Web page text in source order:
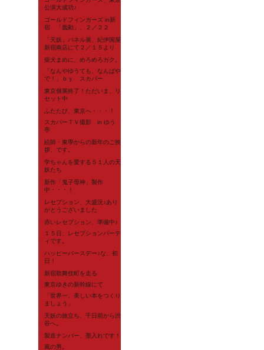
公演大成功♪
ゴールドフィンガーズ in新
宿 「蠢動」、２／２２
「天妖」パネル展、紀伊国屋
新宿南店にて２／１５より
柴犬まめに、めろめろガク。
「なんやゆうても、なんばや
で！」ｂｙ スカパー
東京個展終了！ただいま、リ
セット中
ふたたび、東京へ・・・！
スカパーＴＶ撮影 in ゆう
亭
絵師・東學からの新年のご挨
拶、です。
学ちゃんを愛する５１人の天
妖たち
新作「鬼子母神」製作
中・・・！
レセプション、大盛況♪あり
がとうございました
赤いレセプション、準備中♪
１５日、レセプションパーテ
ィです。
ハッピーバースデー♪な、初
日！
新宿歌舞伎町を走る
東京ゆきの新幹線にて
「世界一、美しい本をつくり
ましょう」
天妖の旅立ち、千日前から渋
谷へ。
製造ナンバー、墨入れです！
風の男。